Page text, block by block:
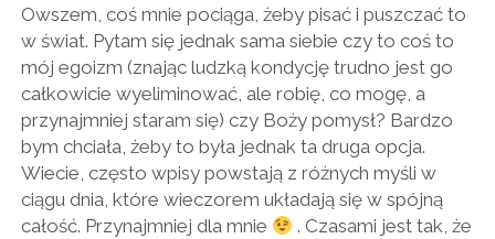
Owszem, coś mnie pociąga, żeby pisać i puszczać to
w świat. Pytam się jednak sama siebie czy to coś to
mój egoizm (znając ludzką kondycję trudno jest go
całkowicie wyeliminować, ale robię, co mogę, a
przynajmniej staram się) czy Boży pomysł? Bardzo
bym chciała, żeby to była jednak ta druga opcja.
Wiecie, często wpisy powstają z różnych myśli w
ciągu dnia, które wieczorem układają się w spójną
całość. Przynajmniej dla mnie
. Czasami jest tak, że